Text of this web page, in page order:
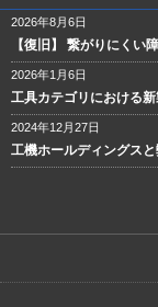
2026年8月6日
【復旧】 繋がりにくい
2026年1月6日
工具カテゴリにおける
2024年12月27日
工機ホールディングス